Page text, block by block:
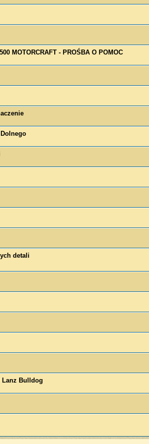
MOTORCRAFT - PROŚBA O POMOC
detali
Lanz Bulldog